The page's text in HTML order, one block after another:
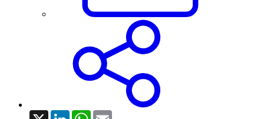
X LinkedInWhatsApp